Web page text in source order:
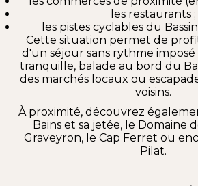
les restaurants ;
les pistes cyclables du
Cette situation permet de
d'un séjour sans rythme
tranquille, balade au bord du
des marchés locaux ou
voisins.
À proximité, découvrez
Bains et sa jetée, le Domaine
Graveyron, le Cap Ferret ou
Pilat.